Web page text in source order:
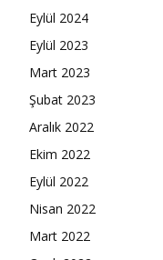
Eylül 2024
Eylül 2023
Mart 2023
Şubat 2023
Aralık 2022
Ekim 2022
Eylül 2022
Nisan 2022
Mart 2022